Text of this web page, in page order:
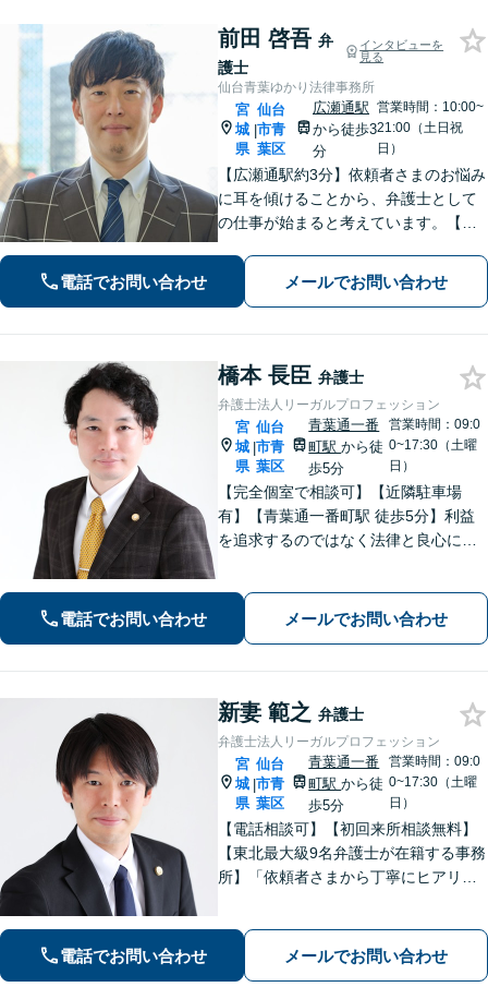
前田 啓吾 弁
護士
インタビューを
見る
仙台青葉ゆかり法律事務所
宮
城
県
|
仙台
市青
葉区
広瀬通駅
から徒歩3
分
営業時間：10:00~
21:00（土日祝
日）
【広瀬通駅約3分】依頼者さまのお悩み
に耳を傾けることから、弁護士として
の仕事が始まると考えています。【離
など男性からのご依頼多数【相続・遺
言】遺産分割などスムーズに解決【初
電話でお問い合わせ メールでお問い合わせ
橋本 長臣 弁護士
弁護士法人リーガルプロフェッション
宮
城
県
|
仙台
市青
葉区
青葉通一番
町駅から徒
歩5分
営業時間：09:0
0~17:30（土曜
日）
【完全個室で相談可】【近隣駐車場
有】【青葉通一番町駅 徒歩5分】利益
を追求するのではなく法律と良心に従
にお聞きしご要望に沿った解決をする
ように心がけています。お気軽にご相
電話でお問い合わせ メールでお問い合わせ
新妻 範之 弁護士
弁護士法人リーガルプロフェッション
宮
城
県
|
仙台
市青
葉区
青葉通一番
町駅から徒
歩5分
営業時間：09:0
0~17:30（土曜
日）
【電話相談可】【初回来所相談無料】
【東北最大級9名弁護士が在籍する事務
所】「依頼者さまから丁寧にヒアリン
可」多角的な視点で労働問題をサポー
ト【休日夜間相談可】【完全個室対
電話でお問い合わせ メールでお問い合わせ